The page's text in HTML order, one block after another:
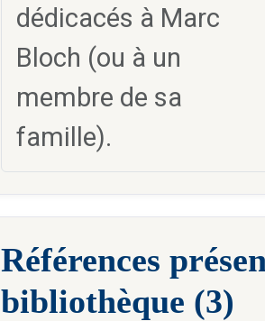
dédicacés à Marc
Bloch (ou à un
membre de sa
famille).
Références
bibliothèque (3)